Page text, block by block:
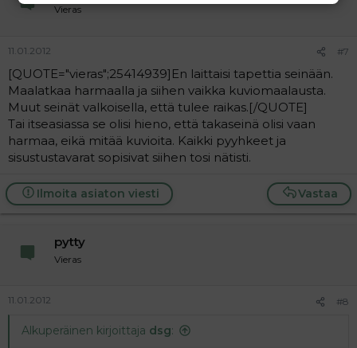
Vieras
11.01.2012 #7
[QUOTE="vieras";25414939]En laittaisi tapettia seinään.
Maalatkaa harmaalla ja siihen vaikka kuviomaalausta.
Muut seinät valkoisella, että tulee raikas.[/QUOTE]
Tai itseasiassa se olisi hieno, että takaseinä olisi vaan
harmaa, eikä mitää kuvioita. Kaikki pyyhkeet ja
sisustustavarat sopisivat siihen tosi nätisti.
Vastaa
Ilmoita asiaton viesti
pytty
Vieras
11.01.2012 #8
Alkuperäinen kirjoittaja dsg: